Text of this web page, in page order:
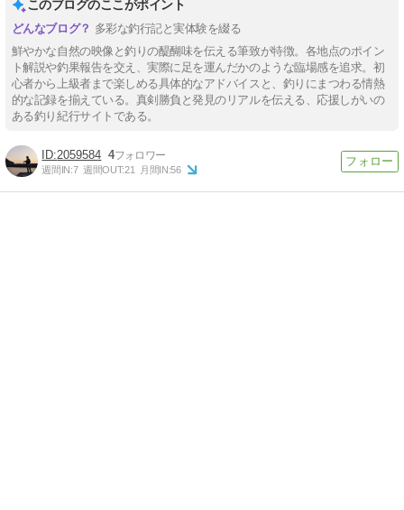
このブログのここがポイント
多彩な釣行記と実体験を綴る
鮮やかな自然の映像と釣りの醍醐味を伝える筆致が特徴。各地点のポイン
ト解説や釣果報告を交え、実際に足を運んだかのような臨場感を追求。初
心者から上級者まで楽しめる具体的なアドバイスと、釣りにまつわる情熱
的な記録を揃えている。真剣勝負と発見のリアルを伝える、応援しがいの
ある釣り紀行サイトである。
2059584 4
週間IN:7 週間OUT:21 月間IN:56